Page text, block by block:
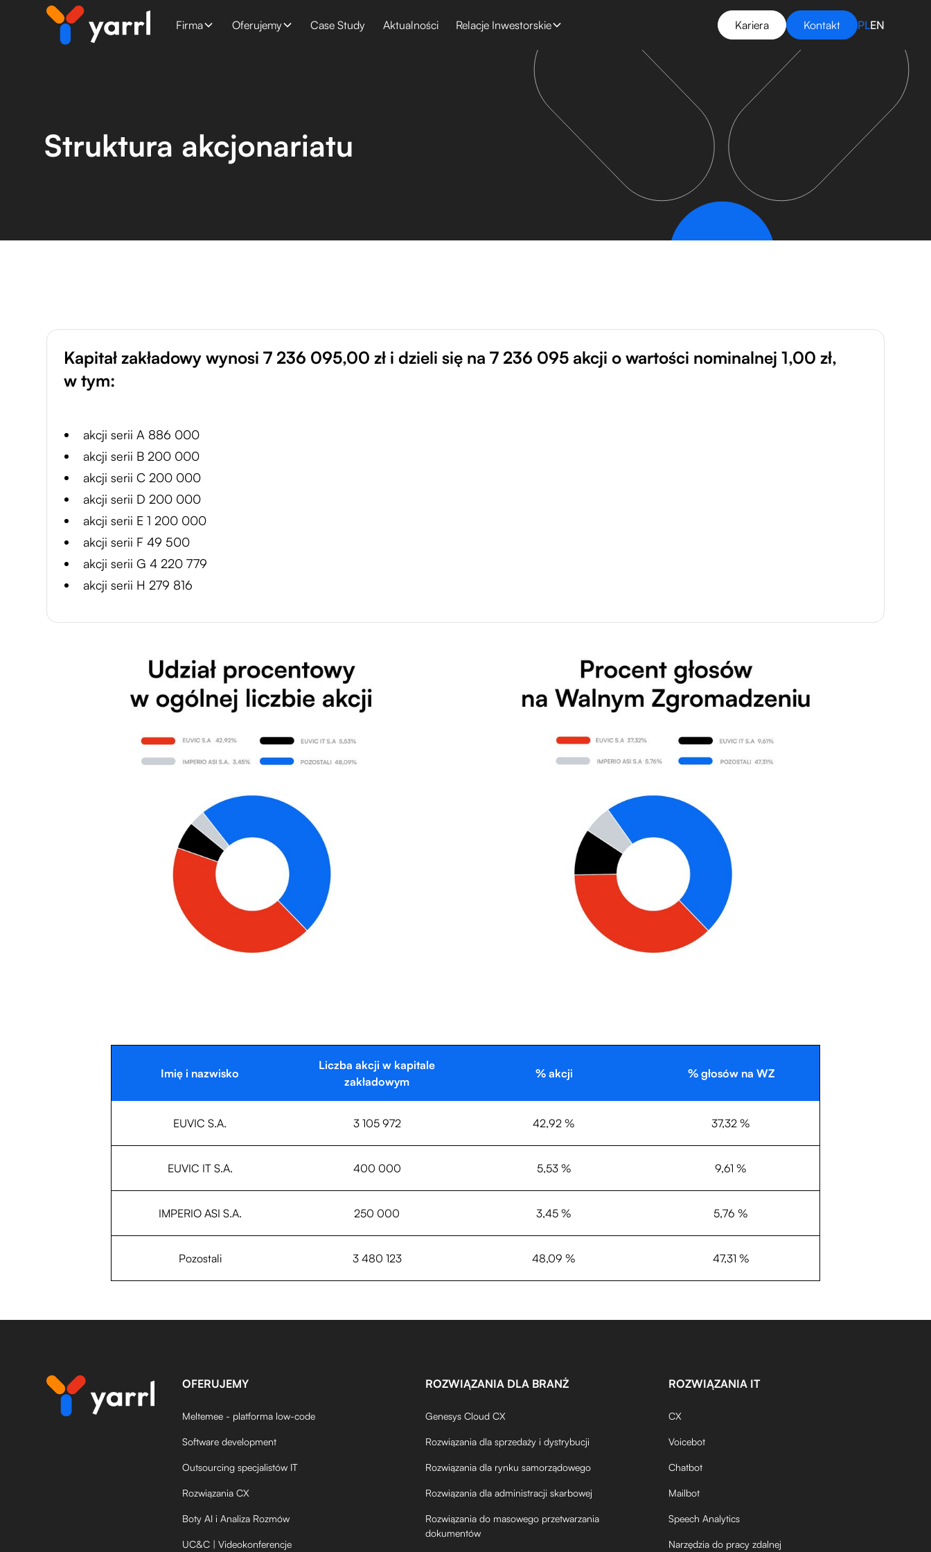
Firma Oferujemy Case Study Aktualności Relacje Inwestorskie Kariera Kontakt PLEN
Struktura akcjonariatu
Kapitał zakładowy wynosi 7 236 095,00 zł i dzieli się na 7 236 095 akcji o wartości nominalnej 1,00 zł,
w tym:
akcji serii A 886 000
akcji serii B 200 000
akcji serii C 200 000
akcji serii D 200 000
akcji serii E 1 200 000
akcji serii F 49 500
akcji serii G 4 220 779
akcji serii H 279 816
Imię i nazwisko
Liczba akcji w kapitale
zakładowym
% akcji % głosów na WZ
EUVIC S.A. 3 105 972 42,92 % 37,32 %
EUVIC IT S.A. 400 000 5,53 % 9,61 %
IMPERIO ASI S.A. 250 000 3,45 % 5,76 %
Pozostali 3 480 123 48,09 % 47,31 %
OFERUJEMY
Meltemee - platforma low-code
Software development
Outsourcing specjalistów IT
Rozwiązania CX
Boty AI i Analiza Rozmów
UC&C | Videokonferencje
ROZWIĄZANIA DLA BRANŻ
Genesys Cloud CX
Rozwiązania dla sprzedaży i dystrybucji
Rozwiązania dla rynku samorządowego
Rozwiązania dla administracji skarbowej
Rozwiązania do masowego przetwarzania
dokumentów
ROZWIĄZANIA IT
CX
Voicebot
Chatbot
Mailbot
Speech Analytics
Narzędzia do pracy zdalnej